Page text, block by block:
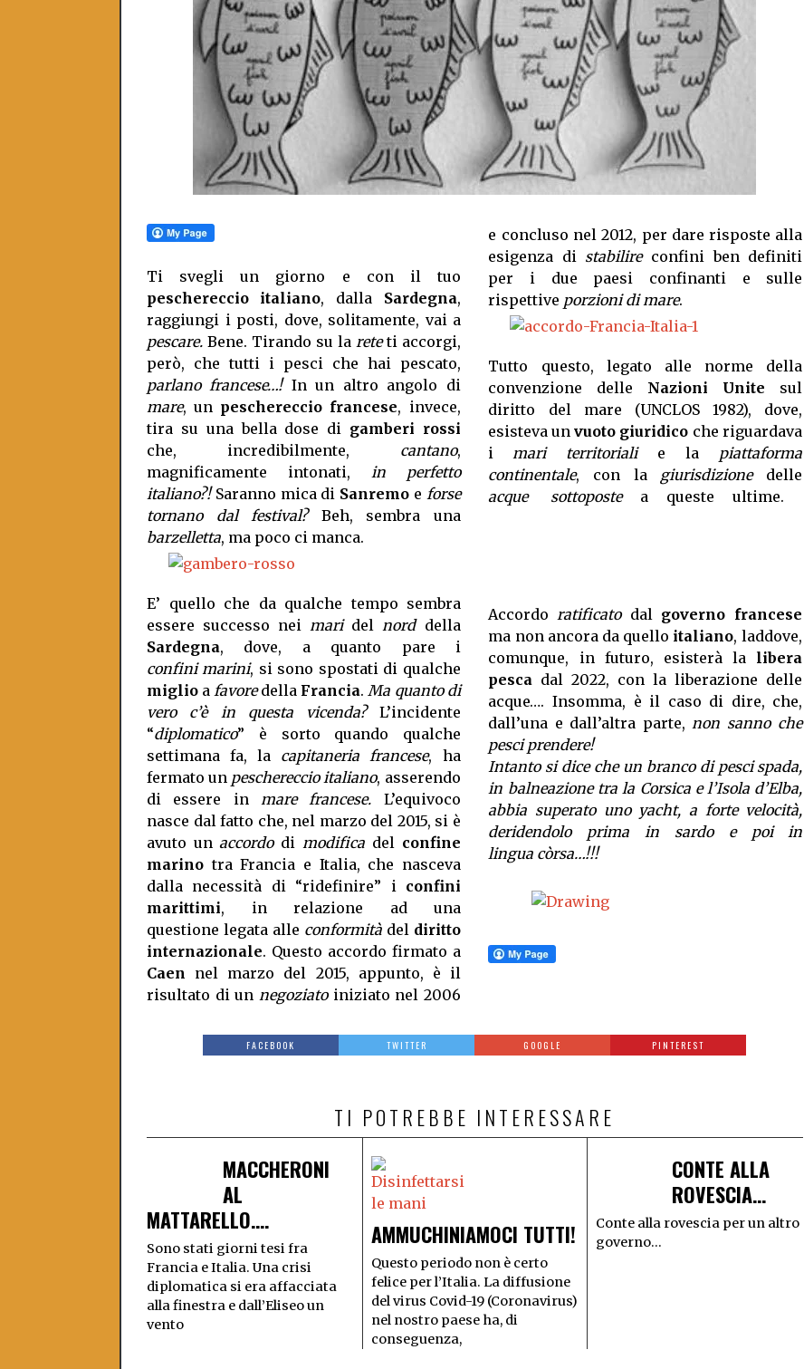
Ti svegli un giorno e con il tuo
peschereccio italiano, dalla Sardegna,
raggiungi i posti, dove, solitamente, vai a
pescare. Bene. Tirando su la reteti accorgi,
però, che tutti i pesci che hai pescato,
parlano francese…!In un altro angolo di
mare, un peschereccio francese, invece,
tira su una bella dose di gamberi rossi
che, incredibilmente, cantano,
magnificamente intonati, in perfetto
italiano?!Saranno mica di Sanremo e forse
tornano dal festival?Beh, sembra una
barzelletta, ma poco ci manca.
E’ quello che da qualche tempo sembra
essere successo nei maridel norddella
Sardegna, dove, a quanto pare i
confini marini, si sono spostati di qualche
miglio a favoredella Francia. Ma quanto di
vero c’è in questa vicenda?L’incidente
“diplomatico” è sorto quando qualche
settimana fa, la capitaneria francese, ha
fermato un peschereccio italiano, asserendo
di essere in mare francese. L’equivoco
nasce dal fatto che, nel marzo del 2015, si è
avuto un accordodi modifica del confine
marino tra Francia e Italia, che nasceva
dalla necessità di “ridefinire” i confini
marittimi, in relazione ad una
questione legata alle conformità del diritto
internazionale. Questo accordo firmato a
Caen nel marzo del 2015, appunto, è il
risultato di un negoziatoiniziato nel 2006
e concluso nel 2012, per dare risposte alla
esigenza di stabilireconfini ben definiti
per i due paesi confinanti e sulle
rispettive porzioni di mare.
Tutto questo, legato alle norme della
convenzione delle Nazioni Unite sul
diritto del mare (UNCLOS 1982), dove,
esisteva unvuoto giuridico che riguardava
imari territorialie la piattaforma
continentale, con la giurisdizionedelle
acque sottopostea queste ultime.
Accordoratificatodal governo francese
ma non ancora da quello italiano, laddove,
comunque, in futuro, esisterà la libera
pesca dal 2022, con la liberazione delle
acque…. Insomma, è il caso di dire, che,
dall’una e dall’altra parte,non sanno che
pesci prendere!
Intanto si dice che un branco di pesci spada,
in balneazione tra la Corsica e l’Isola d’Elba,
abbia superato uno yacht, a forte velocità,
deridendolo prima in sardo e poi in
lingua còrsa…!!!
FACEBOOK TWITTER GOOGLE PINTEREST
TI POTREBBE INTERESSARE
MACCHERONI
AL
MATTARELLO….
Sono stati giorni tesi fra
Francia e Italia. Una crisi
diplomatica si era affacciata
alla finestra e dall’Eliseo un
vento
AMMUCHINIAMOCI TUTTI!
Questo periodo non è certo
felice per l’Italia. La diffusione
del virus Covid-19 (Coronavirus)
nel nostro paese ha, di
conseguenza,
CONTE ALLA
ROVESCIA…
Conte alla rovescia per un altro
governo...